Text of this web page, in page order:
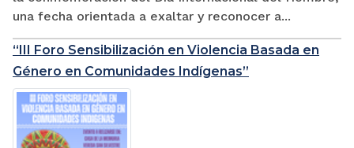
una fecha orientada a exaltar y reconocer a...
“III Foro Sensibilización en Violencia Basada en
Género en Comunidades Indígenas”